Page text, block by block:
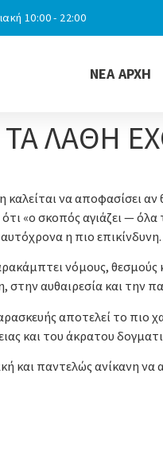
10:00 - 22:00
ΝΕΑ ΑΡΧΗ
ΛΑΘΗ
να αποφασίσει
«ο σκοπός αγιάζει — όλα
η πιο επικίνδυνη.
νόμους,
στην αυθαιρεσία και την
αποτελεί το πιο
και του άκρατου
και παντελώς ανίκανη